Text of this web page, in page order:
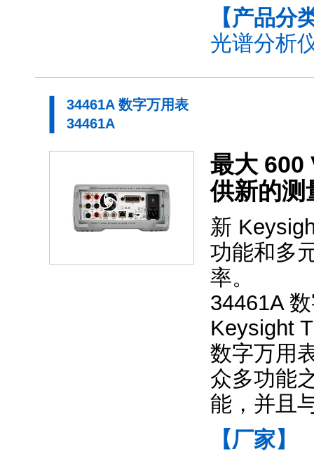
【产品分
光谱分析
34461A 数字万用表
34461A
最大 600
供新的测
新
功能和多
率。
34461A
Keysight
数字万用
众多功能
能，并且
【厂家】